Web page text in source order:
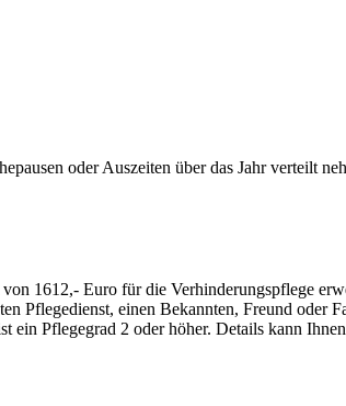
oder Auszeiten über das Jahr verteilt
1612,- Euro für die Verhinderungspflege
Pflegedienst, einen Bekannten, Freund oder
ein Pflegegrad 2 oder höher. Details kann